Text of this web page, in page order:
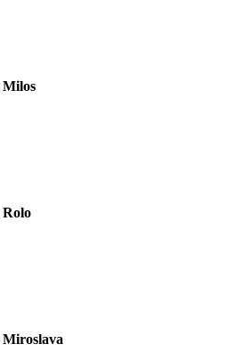
Milos
Rolo
Miroslava